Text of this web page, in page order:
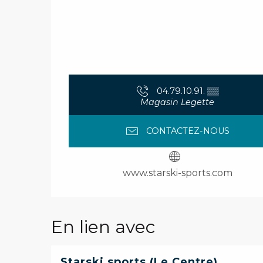
04.79.10.91. ▒▒
Magasin Legette
CONTACTEZ-NOUS
www.starski-sports.com
En lien avec